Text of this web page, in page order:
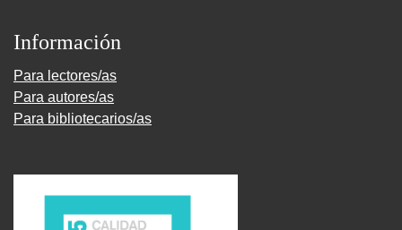
Información
Para lectores/as
Para autores/as
Para bibliotecarios/as